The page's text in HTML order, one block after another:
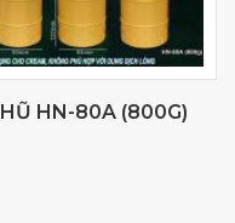
HŨ HN-80A (800G)